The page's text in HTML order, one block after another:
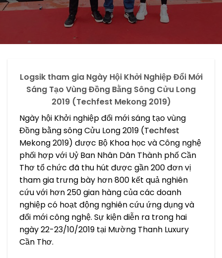
Logsik tham gia Ngày Hội Khởi Nghiệp Đổi Mới
Sáng Tạo Vùng Đồng Bằng Sông Cửu Long
2019 (Techfest Mekong 2019)
Ngày hội Khởi nghiệp đổi mới sáng tạo vùng
Đồng bằng sông Cửu Long 2019 (Techfest
Mekong 2019) được Bộ Khoa học và Công nghệ
phối hợp với Uỷ Ban Nhân Dân Thành phố Cần
Thơ tổ chức đã thu hút được gần 200 đơn vị
tham gia trưng bày hơn 800 kết quả nghiên
cứu với hơn 250 gian hàng của các doanh
nghiệp có hoạt động nghiên cứu ứng dụng và
đổi mới công nghệ. Sự kiện diễn ra trong hai
ngày 22-23/10/2019 tại Mường Thanh Luxury
Cần Thơ.